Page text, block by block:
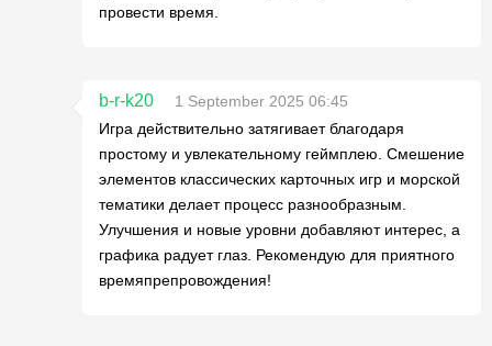
провести время.
b-r-k20
1 September 2025 06:45
Игра действительно затягивает благодаря
простому и увлекательному геймплею. Смешение
элементов классических карточных игр и морской
тематики делает процесс разнообразным.
Улучшения и новые уровни добавляют интерес, а
графика радует глаз. Рекомендую для приятного
времяпрепровождения!